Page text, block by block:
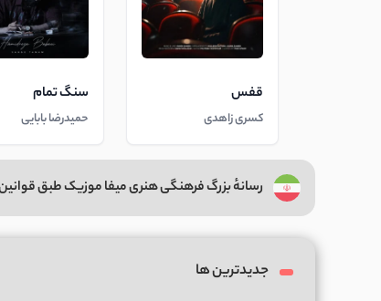
قفس
کسری زاهدی
سنگ تمام
حمیدرضا بابایی
رسانهٔ بزرگ فرهنگی هنری میفا موزیک طبق
جدیدترین ها